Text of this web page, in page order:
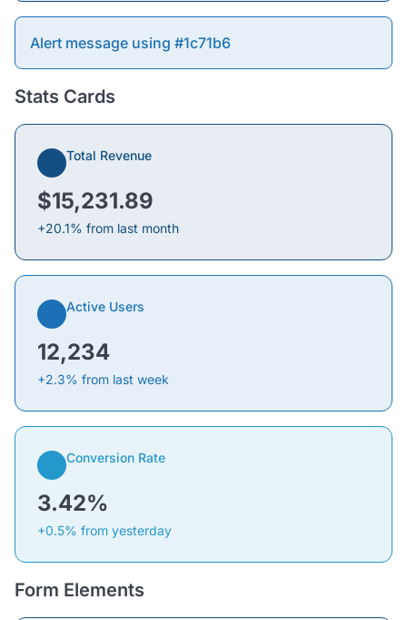
Alert message using #1c71b6
Stats Cards
Total Revenue
$15,231.89
+20.1% from last month
Active Users
12,234
+2.3% from last week
Conversion Rate
3.42%
+0.5% from yesterday
Form Elements